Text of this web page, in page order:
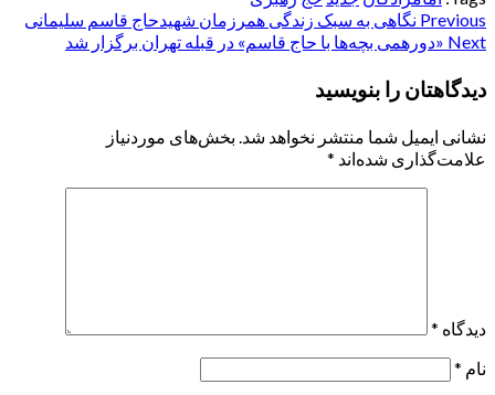
Post
navigation
Previous نگاهی به سبک زندگی همرزمان شهیدحاج قاسم سلیمانی
Next «دورهمی بچه‌ها با حاج‌ قاسم» در قبله تهران برگزار شد
دیدگاهتان را بنویسید
نشانی ایمیل شما منتشر نخواهد شد. بخش‌های موردنیاز
علامت‌گذاری شده‌اند *
دیدگاه *
نام *